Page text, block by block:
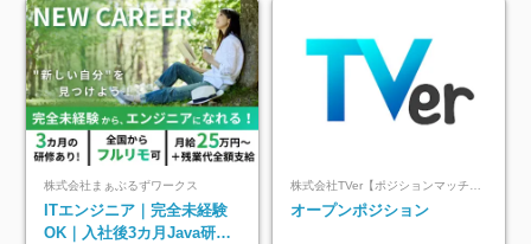
株式会社まぁぶるずワークス
ITエンジニア｜完全未経験
OK｜入社後3カ月Java研修
オープンポジション